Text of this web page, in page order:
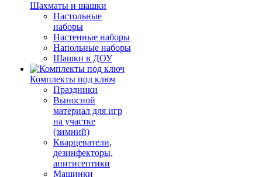
Шахматы и шашки
Настольные
наборы
Настенные наборы
Напольные наборы
Шашки в ДОУ
Комплекты под ключ
Праздники
Выносной
материал для игр
на участке
(зимний)
Кварцеватели,
дезинфекторы,
анитисептики
Машинки